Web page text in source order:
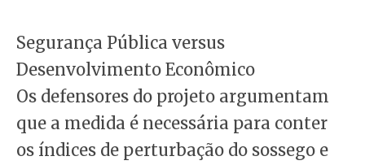
Segurança Pública versus
Desenvolvimento Econômico
Os defensores do projeto argumentam
que a medida é necessária para conter
os índices de perturbação do sossego e